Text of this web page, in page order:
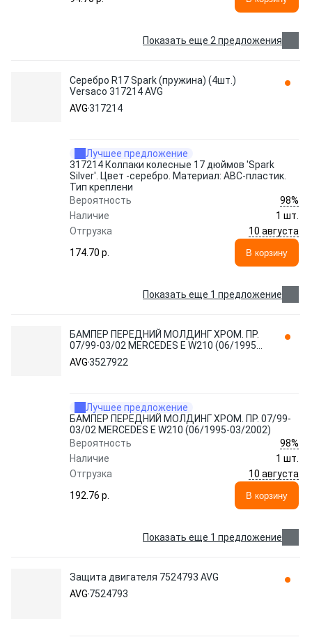
Показать еще 2 предложения
Серебро R17 Spark (пружина) (4шт.)
Versaco 317214 AVG
AVG317214
Лучшее предложение
317214 Колпаки колесные 17 дюймов 'Spark
Silver'. Цвет -серебро. Материал: АBC-пластик.
Тип креплени
Вероятность
98%
Наличие
1 шт.
Отгрузка
10 августа
174.70 p.
В корзину
Показать еще 1 предложение
БАМПЕР ПЕРЕДНИЙ МОЛДИНГ ХРОМ. ПР.
07/99-03/02 MERCEDES E W210 (06/1995-
03/2002) 3527922 AVG
AVG3527922
Лучшее предложение
БАМПЕР ПЕРЕДНИЙ МОЛДИНГ ХРОМ. ПР. 07/99-
03/02 MERCEDES E W210 (06/1995-03/2002)
Вероятность
98%
Наличие
1 шт.
Отгрузка
10 августа
192.76 p.
В корзину
Показать еще 1 предложение
Защита двигателя 7524793 AVG
AVG 7524793